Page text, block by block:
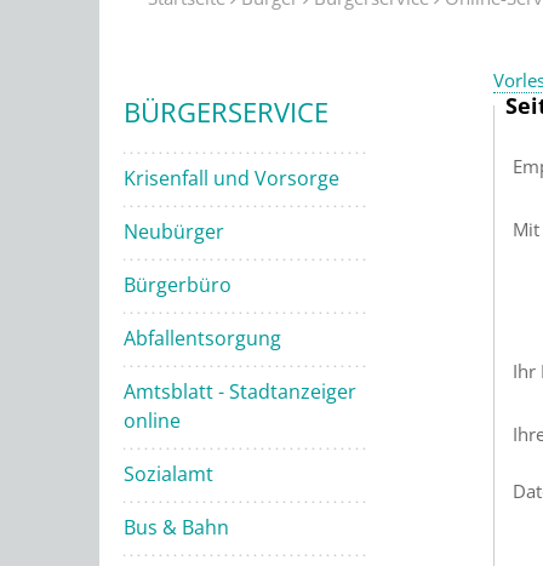
BÜRGERSERVICE
Krisenfall und Vorsorge
Neubürger
Bürgerbüro
Abfallentsorgung
Amtsblatt - Stadtanzeiger
online
Sozialamt
Bus & Bahn
Ihr